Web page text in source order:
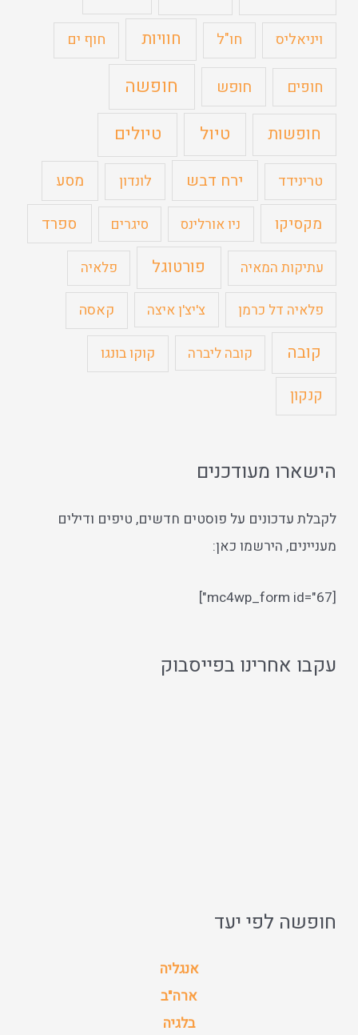
ויניאליס חו"ל חוויות חוף ים
חופים חופש חופשה
חופשות טיול טיולים
טרינידד ירח דבש לונדון
מסע
מקסיקו
ניו אורלינס סיגרים ספרד
עתיקות המאיה פורטוגל פלאיה
פלאיה דל כרמן צ'יצ'ן איצה קאסה
קובה קובה ליברה קוקו בונגו
קנקון
הישארו מעודכנים
לקבלת עדכונים על פוסטים חדשים, טיפים ודילים
מעניינים, הירשמו כאן:
[mc4wp_form id="67"]
עקבו אחרינו בפייסבוק
חופשה לפי יעד
אנגליה
ארה"ב
בלגיה